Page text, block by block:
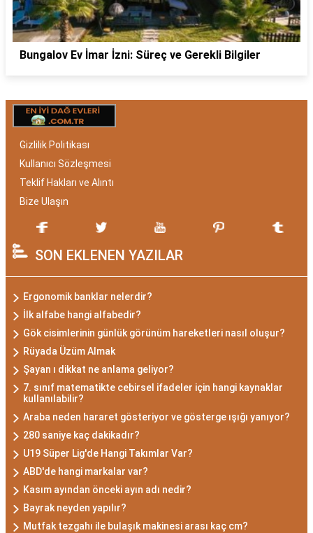
Bungalov Ev İmar İzni: Süreç ve Gerekli Bilgiler
Gizlilik Politikası
Kullanıcı Sözleşmesi
Teklif Hakları ve Alıntı
Bize Ulaşın
SON EKLENEN YAZILAR
Ergonomik banklar nelerdir?
İlk alfabe hangi alfabedir?
Gök cisimlerinin günlük görünüm hareketleri nasıl oluşur?
Rüyada Üzüm Almak
Şayan ı dikkat ne anlama geliyor?
7. sınıf matematikte cebirsel ifadeler için hangi kaynaklar
kullanılabilir?
Araba neden hararet gösteriyor ve gösterge ışığı yanıyor?
280 saniye kaç dakikadır?
U19 Süper Lig'de Hangi Takımlar Var?
ABD'de hangi markalar var?
Kasım ayından önceki ayın adı nedir?
Bayrak neyden yapılır?
Mutfak tezgahı ile bulaşık makinesi arası kaç cm?